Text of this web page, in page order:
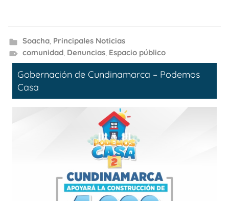
Soacha, Principales Noticias
comunidad, Denuncias, Espacio público
Gobernación de Cundinamarca – Podemos
Casa